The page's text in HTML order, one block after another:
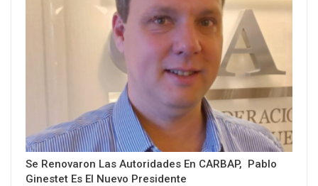
Se Renovaron Las Autoridades En CARBAP, Pablo
Ginestet Es El Nuevo Presidente